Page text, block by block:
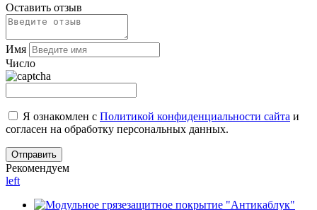
Оставить отзыв
Имя
Число
Я ознакомлен с Политикой конфиденциальности сайта и
согласен на обработку персональных данных.
Рекомендуем
left